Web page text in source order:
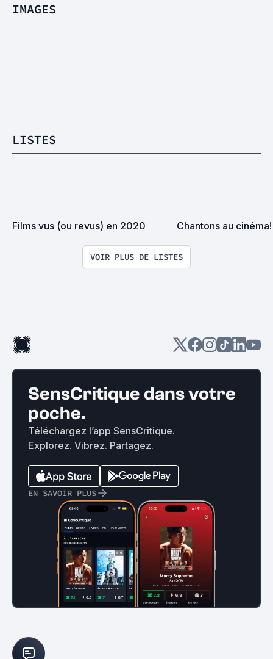
IMAGES
LISTES
Films vus (ou revus) en 2020 Chantons au cinéma!
VOIR PLUS DE LISTES
SensCritique dans votre
poche.
Téléchargez l’app SensCritique.
Explorez. Vibrez. Partagez.
EN SAVOIR PLUS